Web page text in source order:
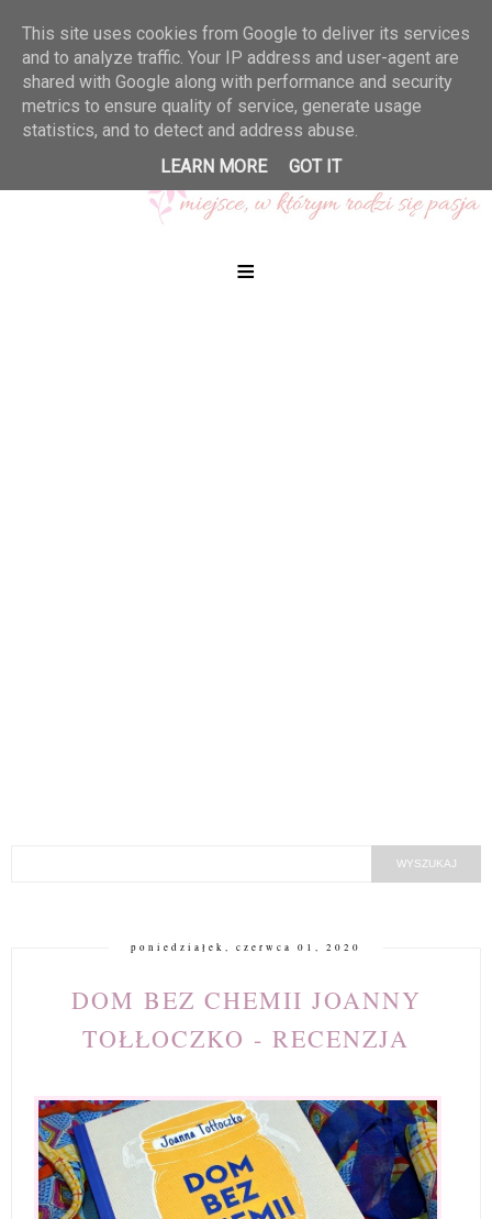
≡
poniedziałek, czerwca 01, 2020
DOM BEZ CHEMII JOANNY
TOŁŁOCZKO - RECENZJA
This site uses cookies from Google to deliver its services
and to analyze traffic. Your IP address and user-agent are
shared with Google along with performance and security
metrics to ensure quality of service, generate usage
statistics, and to detect and address abuse.
LEARN MORE
GOT IT